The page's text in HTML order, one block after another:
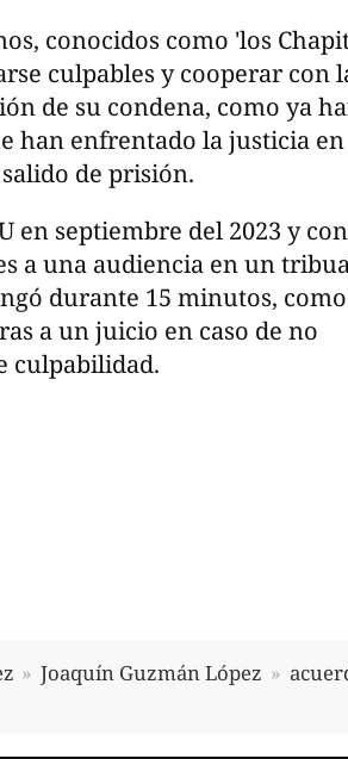
conocidos como 'los
culpables y cooperar con
de su condena, como ya
han enfrentado la justicia en
de prisión.
en septiembre del 2023 y
a una audiencia en un
durante 15 minutos,
a un juicio en caso de no
culpabilidad.
Joaquín Guzmán López